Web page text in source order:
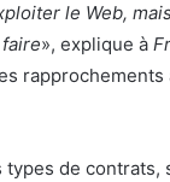
le Web,
», explique à
de contrats,